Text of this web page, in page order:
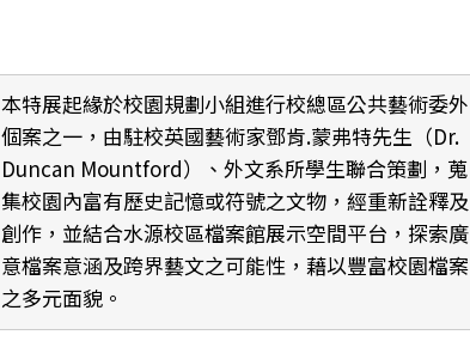
本特展起緣於校園規劃小組進行校總區公共藝術委外
個案之一，由駐校英國藝術家鄧肯.蒙弗特先生（Dr.
Duncan Mountford）、外文系所學生聯合策劃，蒐
集校園內富有歷史記憶或符號之文物，經重新詮釋及
創作，並結合水源校區檔案館展示空間平台，探索廣
意檔案意涵及跨界藝文之可能性，藉以豐富校園檔案
之多元面貌。